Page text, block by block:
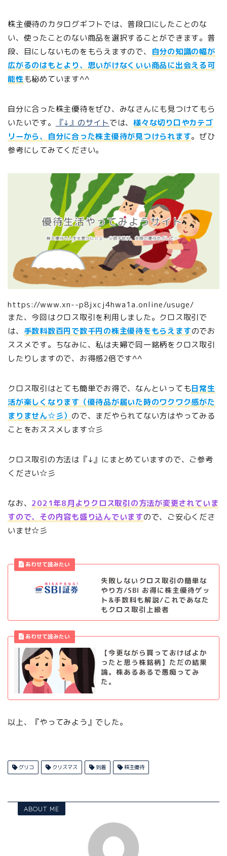
株主優待のカタログギフトでは、普段口にしたことのな
い、使ったことのない商品を選択することができます。普
段、目にしないものをもらえますので、
自分の知識の幅が
広がるのはもとより、思いがけなくいい商品に出会える可
能性も秘めています^^
自分に合った株主優待をぜひ、みなさんにも見つけてもら
いたいです。
『↓』のサイトでは、様々な切り口やカテゴ
リーから、自分に合った株主優待が見つけられます。ぜひ
参考にしてみてください。
https://www.xn--p8jxcj4hwa1a.online/usuge/
また、今回はクロス取引を利用しました。クロス取引で
は、 手数料数百円で数千円の株主優待をもらえますのでお
ススメです。ちなみに、私は夫婦で同一銘柄をクロス取引
したりしますので、お得感2倍です^^
クロス取引はとても簡単でお得で、なんといっても日常生
活が楽しくなります（優待品が届いた時のワクワク感がた
まりません☆彡） ので、まだやられてない方はやってみる
ことをおススメします☆彡
クロス取引の方法は『↓』にまとめていますので、ご参考
ください☆彡
なお、 2021年8月よりクロス取引の方法が変更されていま
すので、その内容も盛り込んでいますので、ご安心くださ
いませ☆彡
失敗しないクロス取引の簡単な
やり方/SBI お得に株主優待ゲッ
ト&手数料も解説/これであなた
もクロス取引上級者
【今更ながら買っておけばよか
ったと思う株銘柄】ただの結果
論。株あるあるで愚痴ってみ
た。
以上、『やってみよう』でした。
グリコ クリスマス 到着 株主優待
ABOUT ME